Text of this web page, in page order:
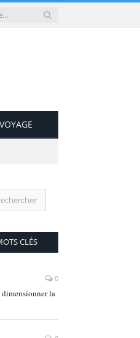
VOYAGE
CLÉS
0
la